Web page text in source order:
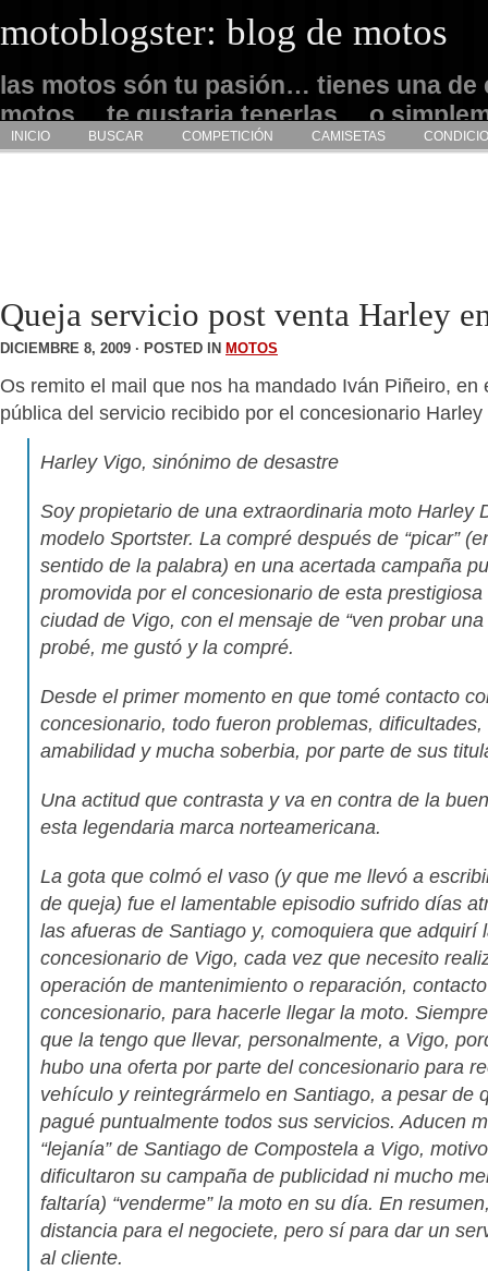
motoblogster: blog de motos
las motos són tu pasión… tienes una de
motos… te gustaria tenerlas… o
admirarlas… este es tu sitio
INICIO BUSCAR COMPETICIÓN CAMISETAS
Queja servicio post venta Harley
DICIEMBRE 8, 2009 · POSTED IN MOTOS
Os remito el mail que nos ha mandado Iván Piñeiro, en
pública del servicio recibido por el concesionario Harley
Harley Vigo, sinónimo de desastre
Soy propietario de una extraordinaria moto Harley
modelo Sportster. La compré después de “picar”
sentido de la palabra) en una acertada campaña
promovida por el concesionario de esta
ciudad de Vigo, con el mensaje de “ven probar una
probé, me gustó y la compré.
Desde el primer momento en que tomé contacto
concesionario, todo fueron problemas, dificultades,
amabilidad y mucha soberbia, por parte de sus
Una actitud que contrasta y va en contra de la
esta legendaria marca norteamericana.
La gota que colmó el vaso (y que me llevó a
de queja) fue el lamentable episodio sufrido días
las afueras de Santiago y, comoquiera que adquirí
concesionario de Vigo, cada vez que necesito
operación de mantenimiento o reparación,
concesionario, para hacerle llegar la moto.
que la tengo que llevar, personalmente, a Vigo,
hubo una oferta por parte del concesionario para
vehículo y reintegrármelo en Santiago, a pesar de
pagué puntualmente todos sus servicios. Aducen
“lejanía” de Santiago de Compostela a Vigo,
dificultaron su campaña de publicidad ni mucho
faltaría) “venderme” la moto en su día. En
distancia para el negociete, pero sí para dar un
al cliente.